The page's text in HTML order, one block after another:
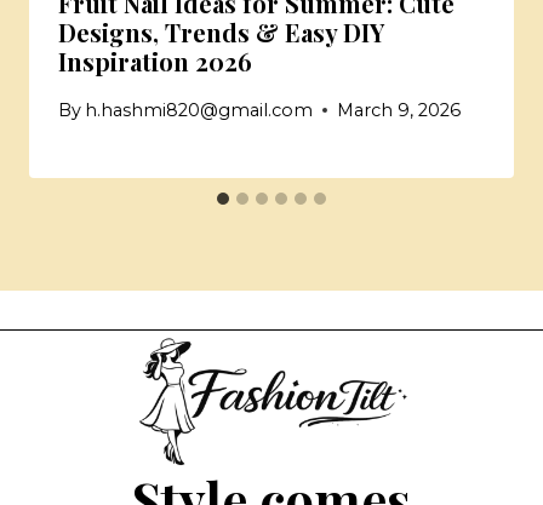
Designs, Trends & Easy DIY
Inspiration 2026
By h.hashmi820@gmail.com March 9, 2026